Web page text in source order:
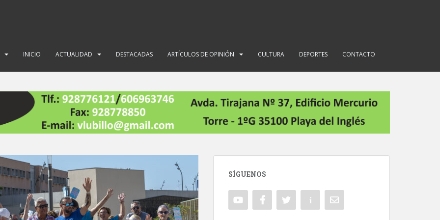
INICIO ACTUALIDAD DESTACADAS ARTÍCULOS DE OPINIÓN CULTURA DEPORTES CONTACTO
SÍGUENOS